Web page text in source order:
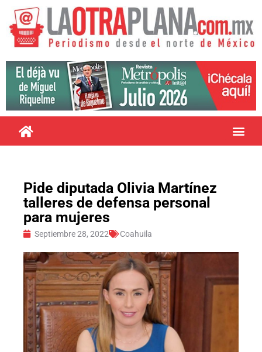
Pide diputada Olivia Martínez
talleres de defensa personal
para mujeres
Septiembre 28, 2022 Coahuila